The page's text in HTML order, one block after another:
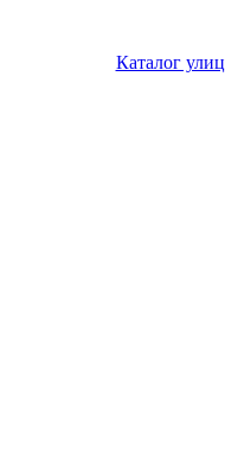
Каталог улиц